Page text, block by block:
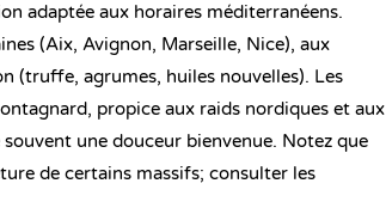
adaptée aux horaires méditerranéens.
(Aix, Avignon, Marseille, Nice), aux
(truffe, agrumes, huiles nouvelles). Les
propice aux raids nordiques et aux
une douceur bienvenue. Notez que
de certains massifs; consulter les